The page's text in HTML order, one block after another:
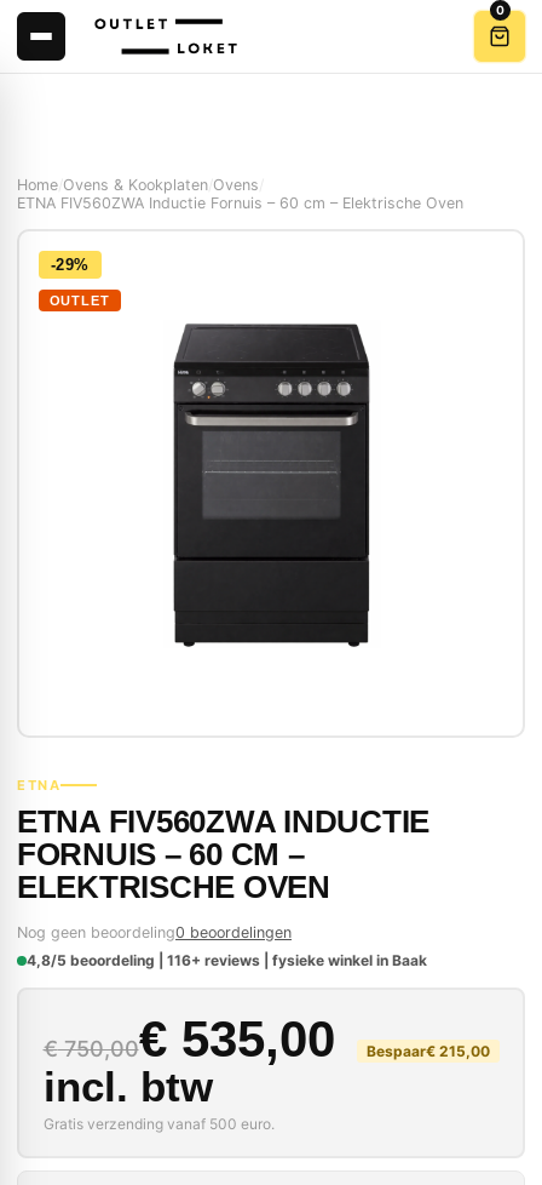
0
Home Ovens & Kookplaten Ovens
ETNA FIV560ZWA Inductie Fornuis – 60 cm – Elektrische Oven
-29%
OUTLET
ETNA
ETNA FIV560ZWA INDUCTIE
FORNUIS – 60 CM –
ELEKTRISCHE OVEN
Nog geen beoordeling0 beoordelingen
4,8/5 beoordeling | 116+ reviews | fysieke winkel in Baak
€750,00
Oorspronkelijke
€535,00
Huidige prijs is: €
incl. btw
Bespaar€215,00
Gratis verzending vanaf 500 euro.